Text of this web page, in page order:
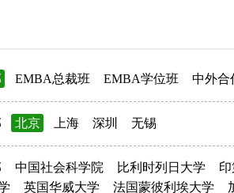
EMBA总裁班 EMBA学位班 中外合
北京 上海 深圳 无锡
中国社会科学院 比利时列日大学
英国华威大学 法国蒙彼利埃大学